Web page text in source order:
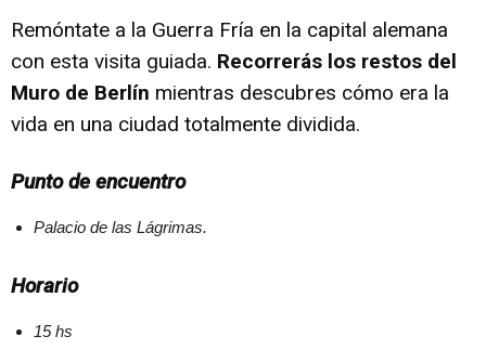
Remóntate a la Guerra Fría en la capital alemana
con esta visita guiada. Recorrerás los restos del
Muro de Berlín mientras descubres cómo era la
vida en una ciudad totalmente dividida.
Punto de encuentro
Palacio de las Lágrimas.
Horario
15 hs